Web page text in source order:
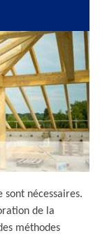
nécessaires.
de la
méthodes